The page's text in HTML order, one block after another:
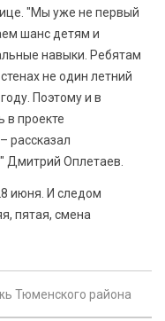
"Мы уже не первый
шанс детям и
навыки. Ребятам
не один летний
Поэтому и в
проекте
рассказал
Дмитрий Оплетаев.
июня. И следом
пятая, смена
Тюменского района